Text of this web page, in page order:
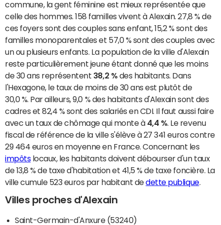
commune, la gent féminine est mieux représentée que
celle des hommes. 158 familles vivent à Alexain. 27,8 % de
ces foyers sont des couples sans enfant, 15,2 % sont des
familles monoparentales et 57,0 % sont des couples avec
un ou plusieurs enfants. La population de la ville d'Alexain
reste particulièrement jeune étant donné que les moins
de 30 ans représentent 38,2 % des habitants. Dans
l'Hexagone, le taux de moins de 30 ans est plutôt de
30,0 %. Par ailleurs, 9,0 % des habitants d'Alexain sont des
cadres et 82,4 % sont des salariés en CDI. Il faut aussi faire
avec un taux de chômage qui monte à 4,4 % . Le revenu
fiscal de référence de la ville s'élève à 27 341 euros contre
29 464 euros en moyenne en France. Concernant les
impôtslocaux, les habitants doivent débourser d'un taux
de 13,8 % de taxe d'habitation et 41,5 % de taxe foncière. La
ville cumule 523 euros par habitant dedette publique.
Villes proches d'Alexain
Saint-Germain-d'Anxure (53240)